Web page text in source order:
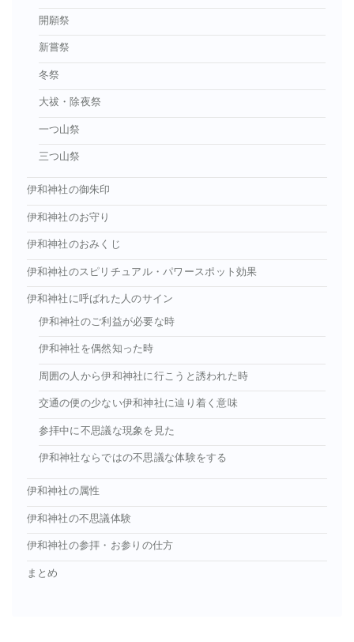
開願祭
新嘗祭
冬祭
大祓・除夜祭
一つ山祭
三つ山祭
伊和神社の御朱印
伊和神社のお守り
伊和神社のおみくじ
伊和神社のスピリチュアル・パワースポット効果
伊和神社に呼ばれた人のサイン
伊和神社のご利益が必要な時
伊和神社を偶然知った時
周囲の人から伊和神社に行こうと誘われた時
交通の便の少ない伊和神社に辿り着く意味
参拝中に不思議な現象を見た
伊和神社ならではの不思議な体験をする
伊和神社の属性
伊和神社の不思議体験
伊和神社の参拝・お参りの仕方
まとめ